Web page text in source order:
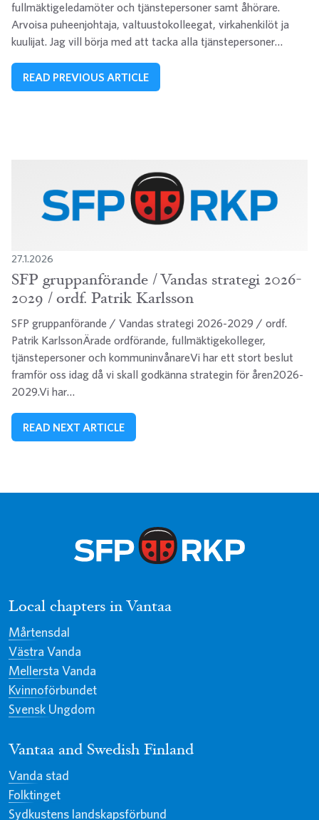
fullmäktigeledamöter och tjänstepersoner samt åhörare.
Arvoisa puheenjohtaja, valtuustokolleegat, virkahenkilöt ja
kuulijat. Jag vill börja med att tacka alla tjänstepersoner…
READ PREVIOUS ARTICLE
27.1.2026
SFP gruppanförande / Vandas strategi 2026-
2029 / ordf. Patrik Karlsson
SFP gruppanförande / Vandas strategi 2026-2029 / ordf.
Patrik KarlssonÄrade ordförande, fullmäktigekolleger,
tjänstepersoner och kommuninvånareVi har ett stort beslut
framför oss idag då vi skall godkänna strategin för åren2026-
2029.Vi har…
READ NEXT ARTICLE
Local chapters in Vantaa
Mårtensdal
Västra Vanda
Mellersta Vanda
Kvinnoförbundet
Svensk Ungdom
Vantaa and Swedish Finland
Vanda stad
Folktinget
Sydkustens landskapsförbund